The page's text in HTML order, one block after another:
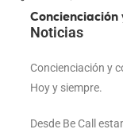
Noticias
Concienciación y
Hoy y siempre.
Desde Be Call